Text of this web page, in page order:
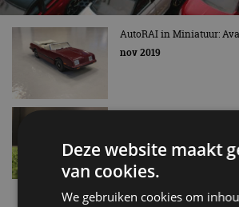
AutoRAI in Miniatuur:
nov 2019
AutoRAI in Miniatuur:
nov 2019
Nieuwste
Deze website maakt
van cookies.
We gebruiken cookies om